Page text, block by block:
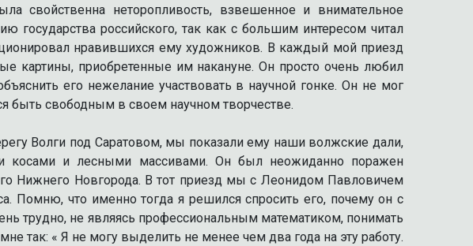
свойственна неторопливость, взвешенное и внимательное
российского, так как с большим интересом читал
нравившихся ему художников. В каждый мой приезд
картины, приобретенные им накануне. Он просто очень любил
его нежелание участвовать в научной гонке. Он не мог
быть свободным в своем научном творчестве.
Волги под Саратовом, мы показали ему наши волжские дали,
косами и лесными массивами. Он был неожиданно поражен
Нижнего Новгорода. В тот приезд мы с Леонидом Павловичем
Помню, что именно тогда я решился спросить его, почему он с
трудно, не являясь профессиональным математиком, понимать
так: « Я не могу выделить не менее чем два года на эту работу.